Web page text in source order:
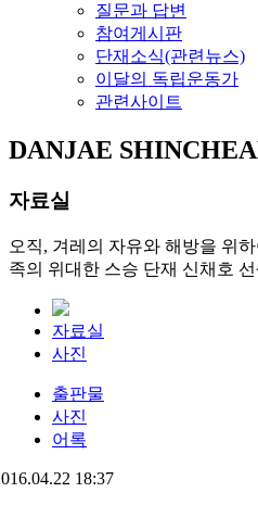
질문과 답변
참여게시판
단재소식(관련뉴스)
이달의 독립운동가
관련사이트
DANJAE
자료실
오직, 겨레의 자유와 해방을 위
족의 위대한 스승 단재 신채호
자료실
사진
출판물
사진
어록
18:37